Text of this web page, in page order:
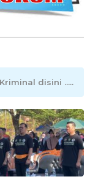
disini .....